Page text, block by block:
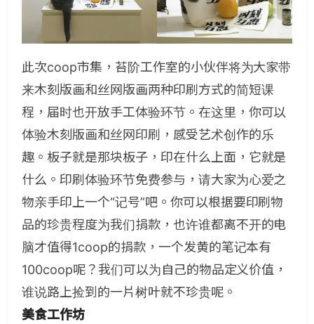
此次coop市集，苔阶工作室的小伙伴将为大家带
来木刻版画和丝网版画两种印刷方式的简短课
程，届时也开放手工体验环节。在这里，你可以
体验木刻版画和丝网印刷，感受艺术创作的乐
趣。板子就是那块板子，印在什么上面，它就是
什么。印刷体验环节免费参与，请大家为心爱之
物亲手印上一个“记号”吧。你可以根据要印刷物
品的珍贵程度为我们捐款，也许谁都离不开的电
脑才值得1coop的捐款，一个发黄的笔记本有
100coop呢？我们可以为自己的物品定义价值，
谁说路上捡到的一片树叶就不珍贵呢。
美食工作坊